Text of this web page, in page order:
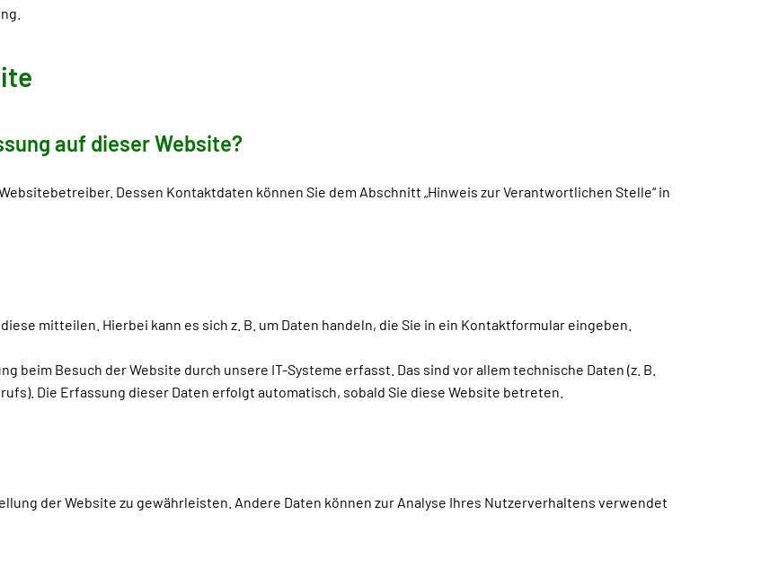
auf dieser Website?
Dessen Kontaktdaten können Sie dem Abschnitt „Hinweis zur Verantwortlichen Stelle“ in
mitteilen. Hierbei kann es sich z. B. um Daten handeln, die Sie in ein Kontaktformular eingeben.
beim Besuch der Website durch unsere IT-Systeme erfasst. Das sind vor allem technische Daten (z. B.
Die Erfassung dieser Daten erfolgt automatisch, sobald Sie diese Website betreten.
der Website zu gewährleisten. Andere Daten können zur Analyse Ihres Nutzerverhaltens verwendet